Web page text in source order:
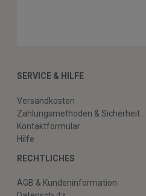
SERVICE & HILFE
Versandkosten
Zahlungsmethoden & Sicherheit
Kontaktformular
Hilfe
RECHTLICHES
AGB & Kundeninformation